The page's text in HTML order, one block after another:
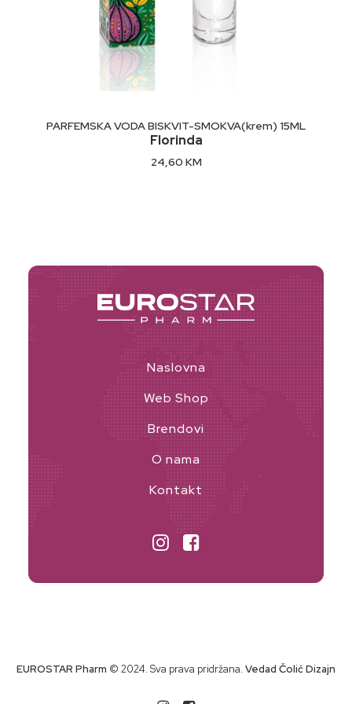
glicerin, natrijum hlorid, tetranatrijum etidronat.
DODAJ U KORPU
PARFEMSKA VODA BISKVIT-SMOKVA(krem) 15ML
Florinda
24,60 KM
Naslovna
Web Shop
Brendovi
O nama
Kontakt
EUROSTAR Pharm © 2024. Sva prava pridržana.Vedad Čolić Dizajn